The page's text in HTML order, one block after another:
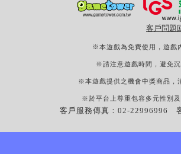
客戶問題
※本遊戲為免費使用，遊戲
※請注意遊戲時間，避免
※本遊戲提供之機會中獎商品，
※於平台上尊重包容多元性別
客戶服務傳真：02-22996996